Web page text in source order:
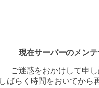
現在サーバーのメンテ
ご迷惑をおかけして申し
しばらく時間をおいてから